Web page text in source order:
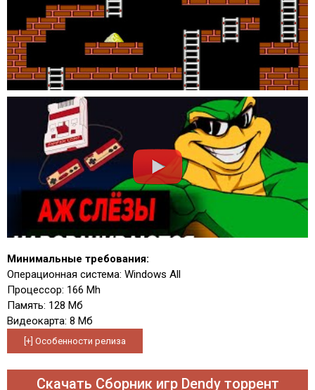
Минимальные требования:
Операционная система: Windows All
Процессор: 166 Mh
Память: 128 Мб
Видеокарта: 8 Мб
Скачать Сборник игр Dendy торрент